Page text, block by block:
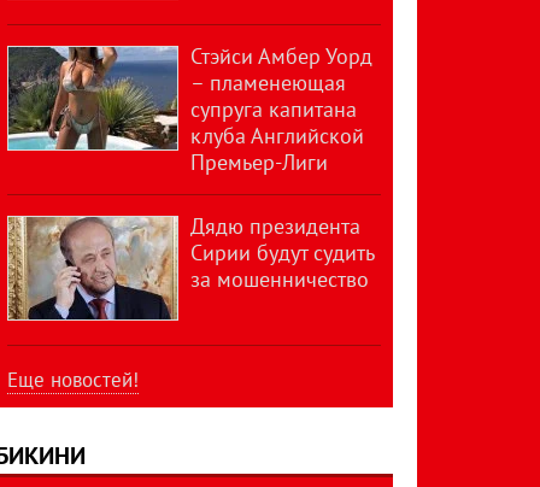
Стэйси Амбер Уорд
– пламенеющая
супруга капитана
клуба Английской
Премьер-Лиги
Дядю президента
Сирии будут судить
за мошенничество
Еще новостей!